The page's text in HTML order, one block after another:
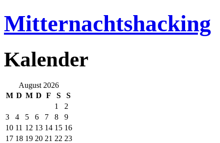
Mitternachtshacking
Kalender
August 2026
M D M D F S
S
1
2
3
4 5 6 7 8
9
10 11 12 13 14 15 16
17 18 19 20 21 22 23